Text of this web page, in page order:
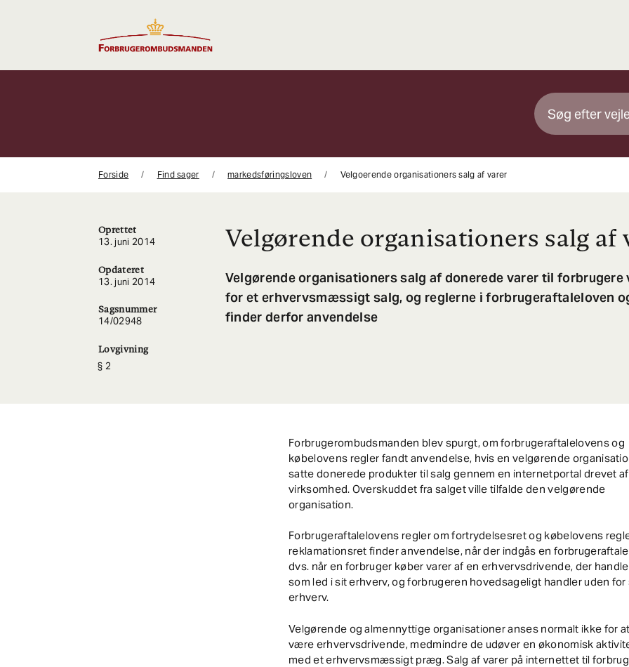
Forside Find sager markedsføringsloven Velgoerende organisationers salg af varer
Oprettet
13. juni 2014
Opdateret
13. juni 2014
Sagsnummer
14/02948
Lovgivning
2
Velgørende organisationers salg af
Velgørende organisationers salg af donerede varer til forbrugere
for et erhvervsmæssigt salg, og reglerne i forbrugeraftaleloven
finder derfor anvendelse
Forbrugerombudsmanden blev spurgt, om forbrugeraftalelovens og
købelovens regler fandt anvendelse, hvis en velgørende
satte donerede produkter til salg gennem en internetportal drevet
virksomhed. Overskuddet fra salget ville tilfalde den velgørende
organisation.
Forbrugeraftalelovens regler om fortrydelsesret og købelovens
reklamationsret finder anvendelse, når der indgås en
dvs. når en forbruger køber varer af en erhvervsdrivende, der
som led i sit erhverv, og forbrugeren hovedsageligt handler uden for
erhverv.
Velgørende og almennyttige organisationer anses normalt ikke for at
være erhvervsdrivende, medmindre de udøver en økonomisk
med et erhvervsmæssigt præg. Salg af varer på internettet til